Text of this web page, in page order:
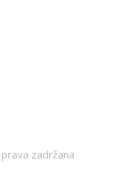
zadržana